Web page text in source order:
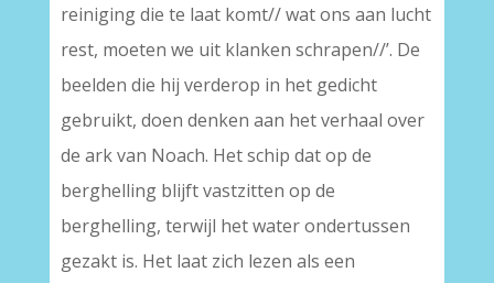
reiniging die te laat komt// wat ons aan lucht
rest, moeten we uit klanken schrapen//’. De
beelden die hij verderop in het gedicht
gebruikt, doen denken aan het verhaal over
de ark van Noach. Het schip dat op de
berghelling blijft vastzitten op de
berghelling, terwijl het water ondertussen
gezakt is. Het laat zich lezen als een